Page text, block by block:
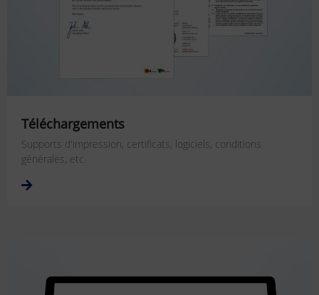
Téléchargements
Supports d'impression, certificats, logiciels, conditions
générales, etc.